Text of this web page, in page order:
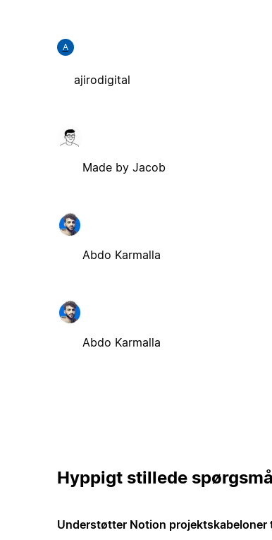
A
ajirodigital
Made by Jacob
Abdo Karmalla
Abdo Karmalla
Hyppigt stillede
Understøtter Notion projektskabeloner